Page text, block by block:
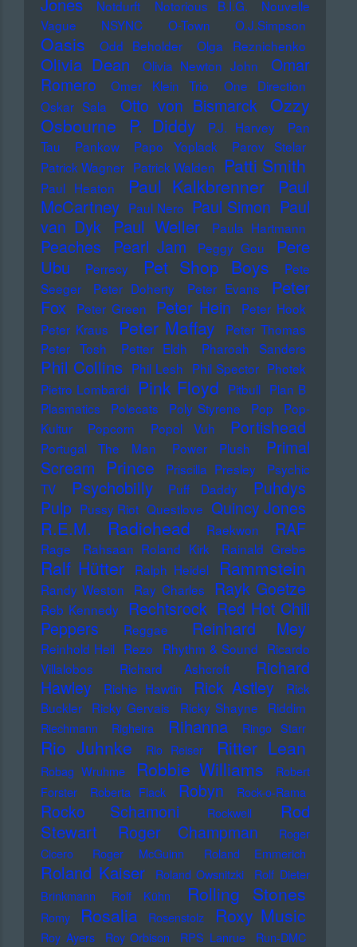
Jones Notdurft Notorious B.I.G.
Nouvelle
Vague
NSYNC O-Town O.J.Simpson
Oasis Odd Beholder Olga Reznichenko
Olivia Dean Olivia Newton John
Omar
Romero
Omer Klein Trio
One Direction
Oskar Sala
Otto von Bismarck Ozzy
Osbourne
P. Diddy P.J. Harvey
Pan
Tau
Pankow Papo Yoplack
Parov Stelar
Patrick Wagner Patrick Walden Patti Smith
Paul Heaton Paul Kalkbrenner
Paul
McCartney Paul Nero Paul Simon Paul
van Dyk Paul Weller Paula Hartmann
Peaches Pearl Jam Peggy Gou
Pere
Ubu
Perrecy Pet Shop Boys
Pete
Seeger
Peter Doherty Peter Evans
Peter
Fox
Peter Green Peter Hein
Peter Hook
Peter Kraus
Peter Maffay
Peter Thomas
Peter Tosh
Petter Eldh Pharoah Sanders
Phil Collins Phil Lesh Phil Spector Photek
Pietro Lombardi
Pink Floyd Pitbull Plan B
Plasmatics
Polecats Poly Styrene Pop
Pop-
Kultur
Popcorn Popol Vuh Portishead
Portugal The Man Power Plush
Primal
Scream
Prince Priscilla Presley
Psychic
TV
Psychobilly Puff Daddy
Puhdys
Pulp Pussy Riot Questlove Quincy Jones
R.E.M. Radiohead Raekwon RAF
Rage Rahsaan Roland Kirk Rainald Grebe
Ralf Hütter Ralph Heidel Rammstein
Randy Weston Ray Charles Rayk Goetze
Reb Kennedy Rechtsrock Red Hot Chili
Peppers
Reggae Reinhard Mey
Reinhold Heil Rezo Rhythm & Sound Ricardo
Villalobos
Richard Ashcroft
Richard
Hawley
Richie Hawtin Rick Astley
Rick
Buckler
Ricky Gervais Ricky Shayne Riddim
Riechmann Righeira Rihanna Ringo Starr
Rio Juhnke Rio Reiser Ritter Lean
Robag Wruhme Robbie Williams
Robert
Forster
Roberta Flack Robyn Rock-o-Rama
Rocko Schamoni Rockwell
Rod
Stewart
Roger Champman
Roger
Cicero
Roger McGuinn Roland Emmerich
Roland Kaiser Roland Owsnitzki
Rolf Dieter
Brinkmann
Rolf Kühn Rolling Stones
Romy Rosalia Rosenstolz Roxy Music
Roy Ayers Roy Orbison RPS Lanrue
Run-DMC